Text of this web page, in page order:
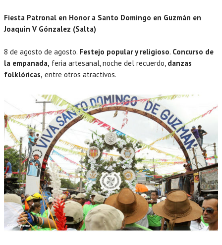
Fiesta Patronal en Honor a Santo Domingo en Guzmán en
Joaquín V Gónzalez (Salta)
8 de agosto de agosto. Festejo popular y religioso. Concurso de
la empanada, feria artesanal, noche del recuerdo, danzas
folklóricas, entre otros atractivos.